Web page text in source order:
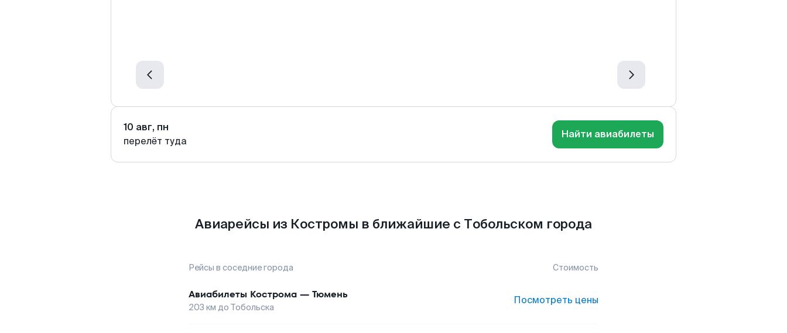
10 авг, пн
перелёт туда
Найти авиабилеты
Авиарейсы из Костромы в ближайшие с Тобольском города
Рейсы в соседние города Стоимость
Авиабилеты Кострома — Тюмень
203 км до Тобольска
Посмотреть цены